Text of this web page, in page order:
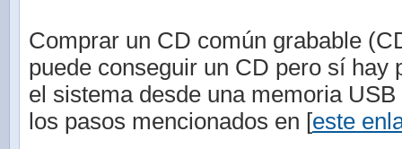
Comprar un CD común grabable
puede conseguir un CD pero sí hay
el sistema desde una memoria
los pasos mencionados en [este